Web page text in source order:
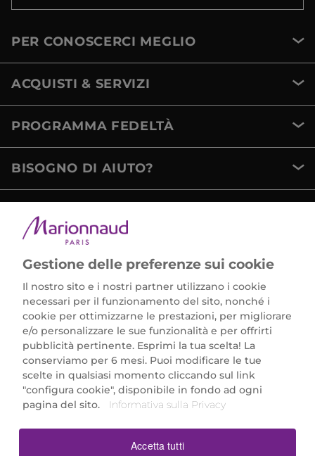
PER CONOSCERCI MEGLIO
ACQUISTI & SERVIZI
PROGRAMMA FEDELTÀ
BISOGNO DI AIUTO?
Marionnaud Parfumeries Italia S.r.l.
Largo Fiera Milano 5, 20017 Rho (MI)
REA Milano 1650024 con P.IVA 13425220152.
SCARICA LA NOSTRA APP
Gestione delle preferenze sui cookie
Il nostro sito e i nostri partner utilizzano i cookie
necessari per il funzionamento del sito, nonché i
cookie per ottimizzarne le prestazioni, per migliorare
e/o personalizzare le sue funzionalità e per offrirti
pubblicità pertinente. Esprimi la tua scelta! La
conserviamo per 6 mesi. Puoi modificare le tue
scelte in qualsiasi momento cliccando sul link
"configura cookie", disponibile in fondo ad ogni
pagina del sito.
Informativa sulla Privacy
Accetta tutti